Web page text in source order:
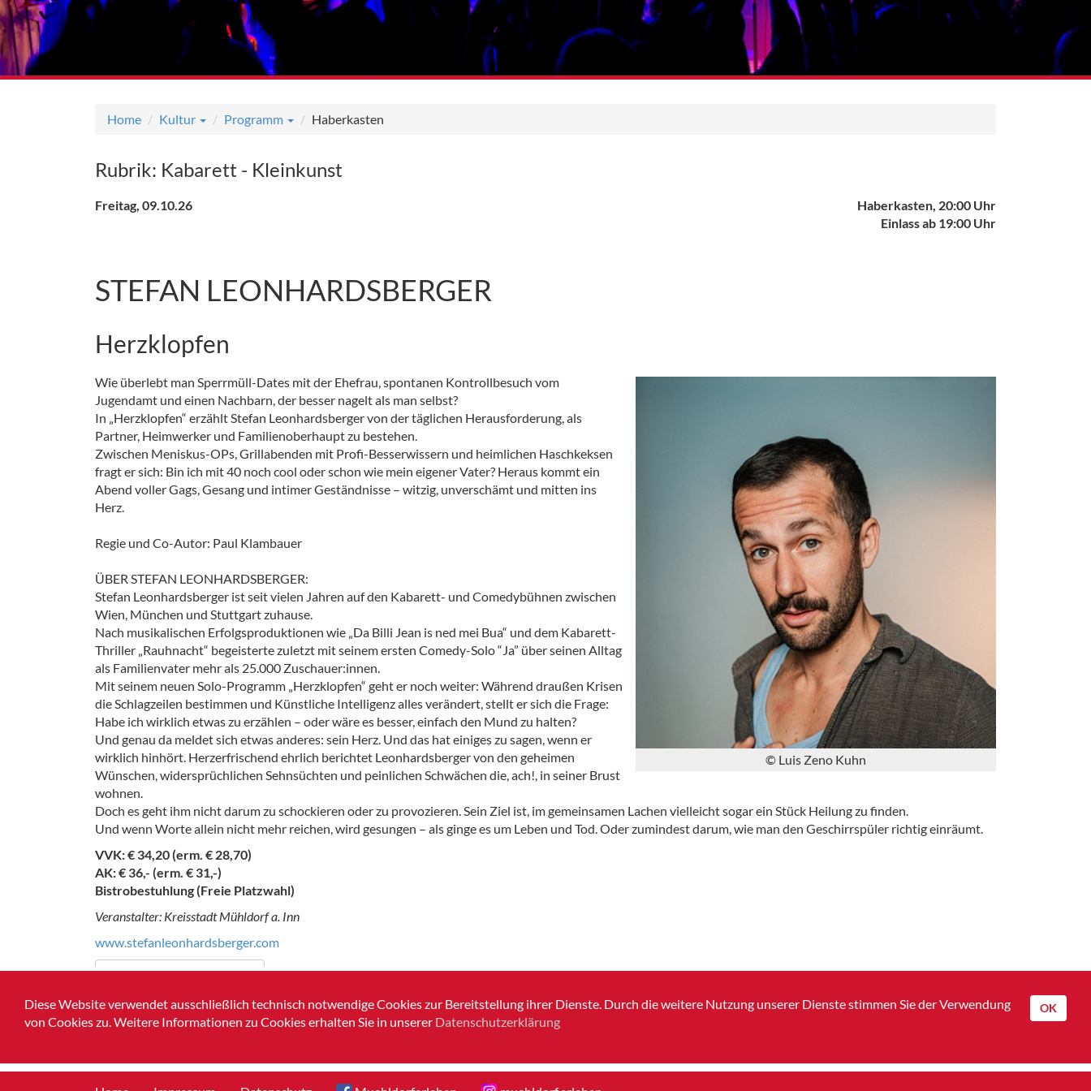
Home Kultur Programm Haberkasten
Rubrik: Kabarett - Kleinkunst
Haberkasten, 20:00 Uhr
Einlass ab 19:00 Uhr
Freitag, 09.10.26
STEFAN LEONHARDSBERGER
Herzklopfen
© Luis Zeno Kuhn
Wie überlebt man Sperrmüll-Dates mit der Ehefrau, spontanen Kontrollbesuch vom
Jugendamt und einen Nachbarn, der besser nagelt als man selbst?
In „Herzklopfen“ erzählt Stefan Leonhardsberger von der täglichen Herausforderung, als
Partner, Heimwerker und Familienoberhaupt zu bestehen.
Zwischen Meniskus-OPs, Grillabenden mit Profi-Besserwissern und heimlichen Haschkeksen
fragt er sich: Bin ich mit 40 noch cool oder schon wie mein eigener Vater? Heraus kommt ein
Abend voller Gags, Gesang und intimer Geständnisse – witzig, unverschämt und mitten ins
Herz.
Regie und Co-Autor: Paul Klambauer
ÜBER STEFAN LEONHARDSBERGER:
Stefan Leonhardsberger ist seit vielen Jahren auf den Kabarett- und Comedybühnen zwischen
Wien, München und Stuttgart zuhause.
Nach musikalischen Erfolgsproduktionen wie „Da Billi Jean is ned mei Bua“ und dem Kabarett-
Thriller „Rauhnacht“ begeisterte zuletzt mit seinem ersten Comedy-Solo “Ja” über seinen Alltag
als Familienvater mehr als 25.000 Zuschauer:innen.
Mit seinem neuen Solo-Programm „Herzklopfen“ geht er noch weiter: Während draußen Krisen
die Schlagzeilen bestimmen und Künstliche Intelligenz alles verändert, stellt er sich die Frage:
Habe ich wirklich etwas zu erzählen – oder wäre es besser, einfach den Mund zu halten?
Und genau da meldet sich etwas anderes: sein Herz. Und das hat einiges zu sagen, wenn er
wirklich hinhört. Herzerfrischend ehrlich berichtet Leonhardsberger von den geheimen
Wünschen, widersprüchlichen Sehnsüchten und peinlichen Schwächen die, ach!, in seiner Brust
wohnen.
Doch es geht ihm nicht darum zu schockieren oder zu provozieren. Sein Ziel ist, im gemeinsamen Lachen vielleicht sogar ein Stück Heilung zu finden.
Und wenn Worte allein nicht mehr reichen, wird gesungen – als ginge es um Leben und Tod. Oder zumindest darum, wie man den Geschirrspüler richtig einräumt.
VVK: € 34,20 (erm. € 28,70)
AK: € 36,- (erm. € 31,-)
Bistrobestuhlung (Freie Platzwahl)
Veranstalter: Kreisstadt Mühldorf a. Inn
www.stefanleonhardsberger.com
Karten im Webshop bestellen
Zurück zur Übersicht OK
Diese Website verwendet ausschließlich technisch notwendige Cookies zur Bereitstellung ihrer Dienste. Durch die weitere Nutzung unserer Dienste stimmen Sie der Verwendung
von Cookies zu. Weitere Informationen zu Cookies erhalten Sie in unserer Datenschutzerklärung